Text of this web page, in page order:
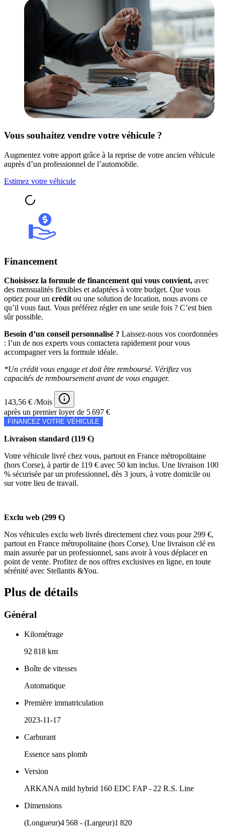
Vous souhaitez vendre votre véhicule ?
Augmentez votre apport grâce à la reprise de votre ancien véhicule
auprès d’un professionnel de l’automobile.
Estimez votre véhicule
Financement
Choisissez la formule de financement qui vous convient, avec
des mensualités flexibles et adaptées à votre budget. Que vous
optiez pour un crédit ou une solution de location, nous avons ce
qu’il vous faut. Vous préférez régler en une seule fois ? C’est bien
sûr possible.
Besoin d’un conseil personnalisé ? Laissez-nous vos coordonnées
: l’un de nos experts vous contactera rapidement pour vous
accompagner vers la formule idéale.
*Un crédit vous engage et doit être remboursé. Vérifiez vos
capacités de remboursement avant de vous engager.
143,56 € /Mois
après un premier loyer de 5 697 €
FINANCEZ VOTRE VÉHICULE
Livraison standard (119 €)
Votre véhicule livré chez vous, partout en France métropolitaine
(hors Corse), à partir de 119 € avec 50 km inclus. Une livraison 100
% sécurisée par un professionnel, dès 3 jours, à votre domicile ou
sur votre lieu de travail.
Exclu web (299 €)
Nos véhicules exclu web livrés directement chez vous pour 299 €,
partout en France métropolitaine (hors Corse). Une livraison clé en
main assurée par un professionnel, sans avoir à vous déplacer en
point de vente. Profitez de nos offres exclusives en ligne, en toute
sérénité avec Stellantis &You.
Plus de détails
Général
Kilométrage
92 818 km
Boîte de vitesses
Automatique
Première immatriculation
2023-11-17
Carburant
Essence sans plomb
Version
ARKANA mild hybrid 160 EDC FAP - 22 R.S. Line
Dimensions
(Longueur)4 568 - (Largeur)1 820